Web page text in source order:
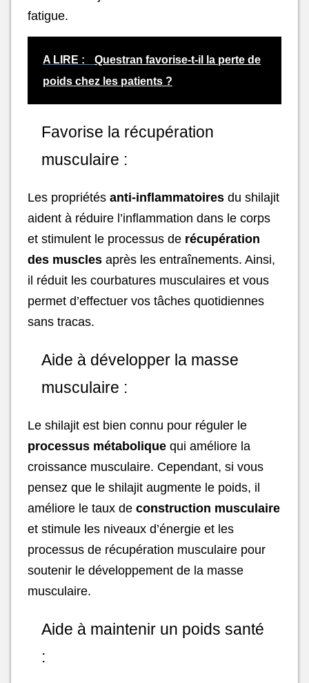
fatigue.
A LIRE :
Questran favorise-t-il la perte de
poids chez les patients ?
Favorise la récupération
musculaire :
Les propriétés anti-inflammatoires du shilajit
aident à réduire l’inflammation dans le corps
et stimulent le processus de récupération
des muscles après les entraînements. Ainsi,
il réduit les courbatures musculaires et vous
permet d’effectuer vos tâches quotidiennes
sans tracas.
Aide à développer la masse
musculaire :
Le shilajit est bien connu pour réguler le
processus métabolique qui améliore la
croissance musculaire. Cependant, si vous
pensez que le shilajit augmente le poids, il
améliore le taux de construction musculaire
et stimule les niveaux d’énergie et les
processus de récupération musculaire pour
soutenir le développement de la masse
musculaire.
Aide à maintenir un poids santé
: